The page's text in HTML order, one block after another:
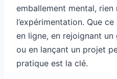
emballement mental, rien
l’expérimentation. Que
en ligne, en rejoignant
ou en lançant un projet
pratique est la clé.